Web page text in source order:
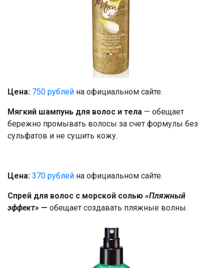
Цена: 750 рублей на официальном сайте.
Мягкий шампунь для волос и тела — обещает
бережно промывать волосы за счет формулы без
сульфатов и не сушить кожу.
Цена: 370 рублей на официальном сайте.
Спрей для волос с морской солью «Пляжный
эффект» — обещает создавать пляжные волны.